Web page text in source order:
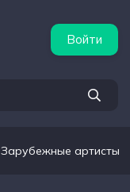
Войти
Зарубежные артисты